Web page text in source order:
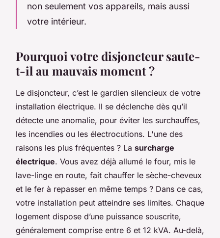
non seulement vos appareils, mais aussi
votre intérieur.
Pourquoi votre disjoncteur saute-
t-il au mauvais moment ?
Le disjoncteur, c’est le gardien silencieux de votre
installation électrique. Il se déclenche dès qu’il
détecte une anomalie, pour éviter les surchauffes,
les incendies ou les électrocutions. L'une des
raisons les plus fréquentes ? La surcharge
électrique. Vous avez déjà allumé le four, mis le
lave-linge en route, fait chauffer le sèche-cheveux
et le fer à repasser en même temps ? Dans ce cas,
votre installation peut atteindre ses limites. Chaque
logement dispose d’une puissance souscrite,
généralement comprise entre 6 et 12 kVA. Au-delà,